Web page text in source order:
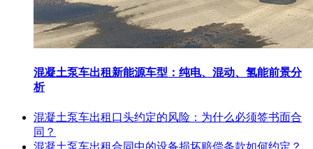
混凝土泵车出租新能源车型：纯电、混动、氢能前景分
析
混凝土泵车出租口头约定的风险：为什么必须签书面合
同？
混凝土泵车出租合同中的设备损坏赔偿条款如何约定？